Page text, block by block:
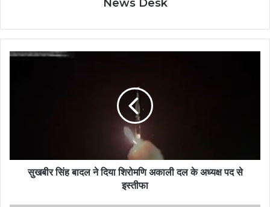
News Desk
सुखबीर सिंह बादल ने दिया शिरोमणि अकाली दल के अध्यक्ष पद से
इस्तीफा